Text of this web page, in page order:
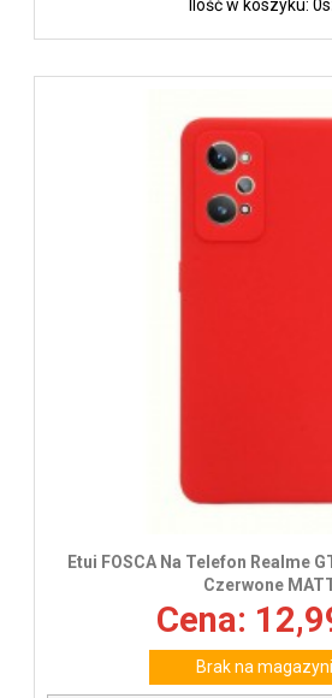
Ilość w koszyku:
Etui FOSCA Na Telefon Realme
Czerwone
Cena:
Brak na